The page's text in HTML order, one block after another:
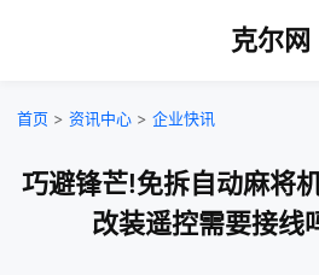
克尔网
首页 > 资讯中心 > 企业快讯
巧避锋芒!免拆自动麻将
改装遥控需要接线